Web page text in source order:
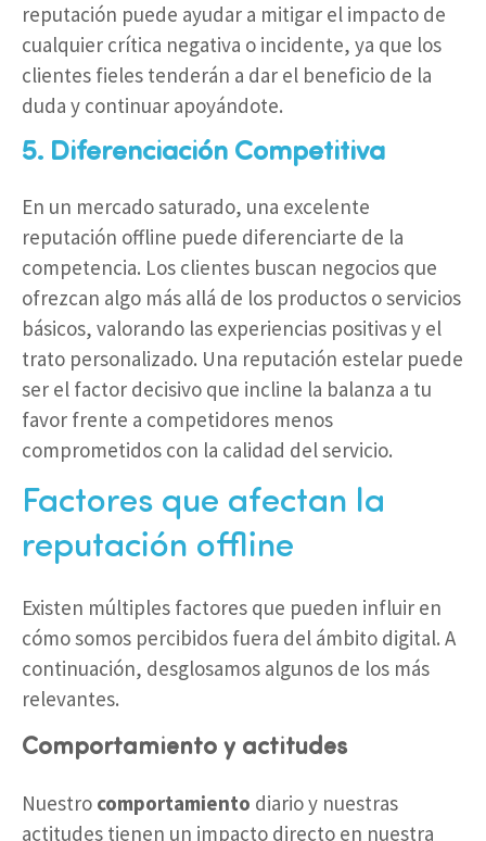
reputación puede ayudar a mitigar el impacto de
cualquier crítica negativa o incidente, ya que los
clientes fieles tenderán a dar el beneficio de la
duda y continuar apoyándote.
5. Diferenciación Competitiva
En un mercado saturado, una excelente
reputación offline puede diferenciarte de la
competencia. Los clientes buscan negocios que
ofrezcan algo más allá de los productos o servicios
básicos, valorando las experiencias positivas y el
trato personalizado. Una reputación estelar puede
ser el factor decisivo que incline la balanza a tu
favor frente a competidores menos
comprometidos con la calidad del servicio.
Factores que afectan la
reputación offline
Existen múltiples factores que pueden influir en
cómo somos percibidos fuera del ámbito digital. A
continuación, desglosamos algunos de los más
relevantes.
Comportamiento y actitudes
Nuestro comportamiento diario y nuestras
actitudes tienen un impacto directo en nuestra